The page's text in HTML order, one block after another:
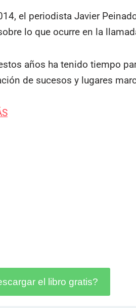
el periodista Javier
lo que ocurre en la
años ha tenido tiempo
de sucesos y lugares
el libro gratis?